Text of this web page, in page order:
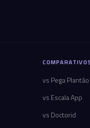
COMPARATIVOS
vs Pega Plantão
vs Escala App
vs Doctorid